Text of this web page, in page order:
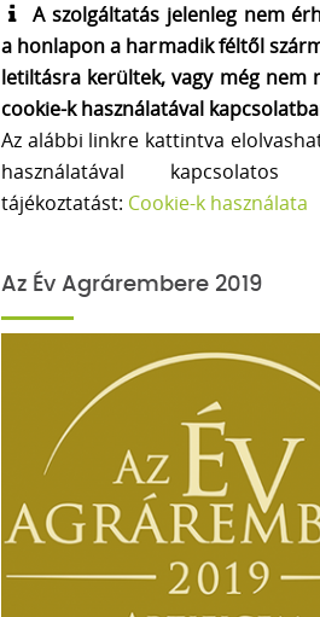
A szolgáltatás jelenleg nem
a honlapon a harmadik féltől
letiltásra kerültek, vagy még nem
cookie-k használatával
Az alábbi linkre kattintva
használatával kapcsolatos
tájékoztatást: Cookie-k használata
Az Év Agrárembere 2019